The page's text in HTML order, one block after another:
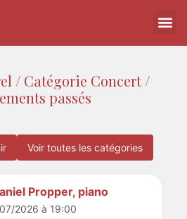
/ Catégorie Concert /
passés
Voir toutes les catégories
Propper, piano
2026 à 19:00